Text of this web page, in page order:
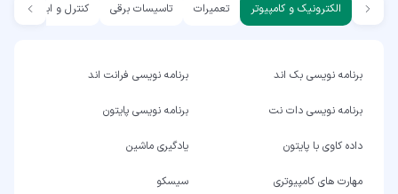
الکترونیک و کامپیوتر تعمیرات تاسیسات برقی کنترل و ابزار دقیق
برنامه نویسی بک اند برنامه نویسی فرانت اند
برنامه نویسی دات نت برنامه نویسی پایتون
داده کاوی با پایتون یادگیری ماشین
مهارت های کامپیوتری سیسکو